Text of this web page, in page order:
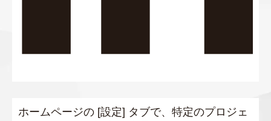
ホームページの [設定] タブで、特定のプロジェ